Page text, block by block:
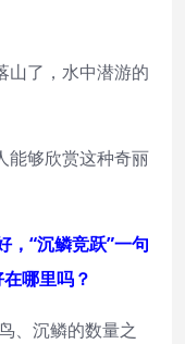
山了，水中潜游的
能够欣赏这种奇丽
，“沉鳞竞跃”一句
哪里吗？
、沉鳞的数量之